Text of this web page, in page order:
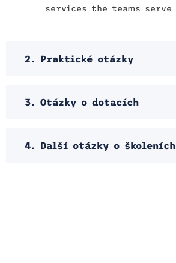
services the teams serve
2. Praktické otázky
3. Otázky o dotacích
4. Další otázky o školeních